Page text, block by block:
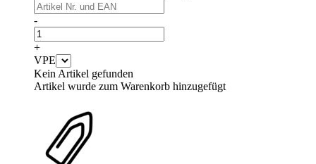
-
+
VPE
Kein Artikel gefunden
Artikel wurde zum Warenkorb hinzugefügt